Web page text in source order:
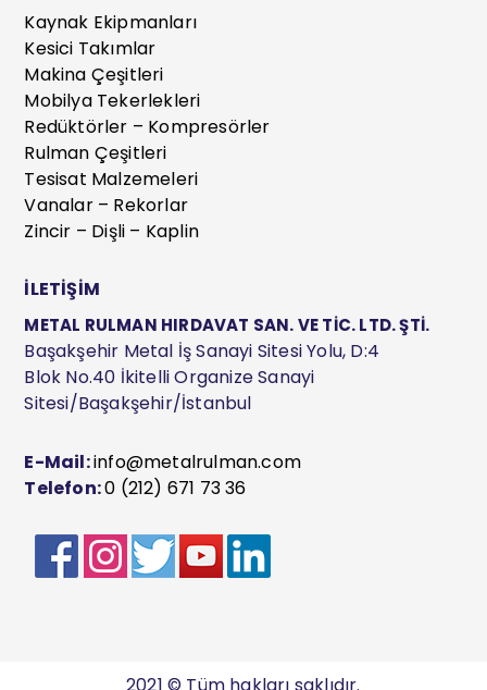
Kaynak Ekipmanları
Kesici Takımlar
Makina Çeşitleri
Mobilya Tekerlekleri
Redüktörler – Kompresörler
Rulman Çeşitleri
Tesisat Malzemeleri
Vanalar – Rekorlar
Zincir – Dişli – Kaplin
İLETİŞİM
METAL RULMAN HIRDAVAT SAN. VE TİC. LTD. ŞTİ.
Başakşehir Metal İş Sanayi Sitesi Yolu, D:4
Blok No.40 İkitelli Organize Sanayi
Sitesi/Başakşehir/İstanbul
E-Mail:info@metalrulman.com
Telefon:0 (212) 671 73 36